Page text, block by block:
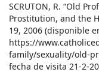
SCRUTON, R. “Old
Prostitution, and the
19, 2006 (disponible
https://
family/sexuality/old-
fecha de visita 21-2-